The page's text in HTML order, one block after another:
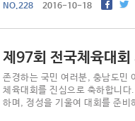
NO.228 016-10-18
제97회 전국체육대회
존경하는 국민 여러분, 충남도민
체육대회를 진심으로 축하합니
하며, 정성을 기울여 대회를 준